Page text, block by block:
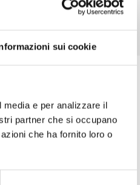
sui cookie
e per analizzare il
partner che si occupano
che ha fornito loro o
Scarica il modulo